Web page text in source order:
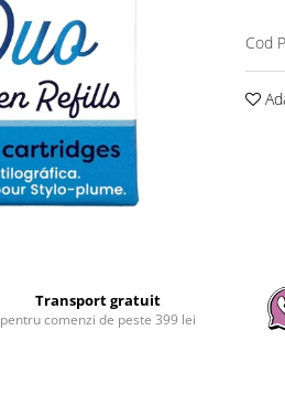
Cod
Transport gratuit
pentru comenzi de peste 399 lei